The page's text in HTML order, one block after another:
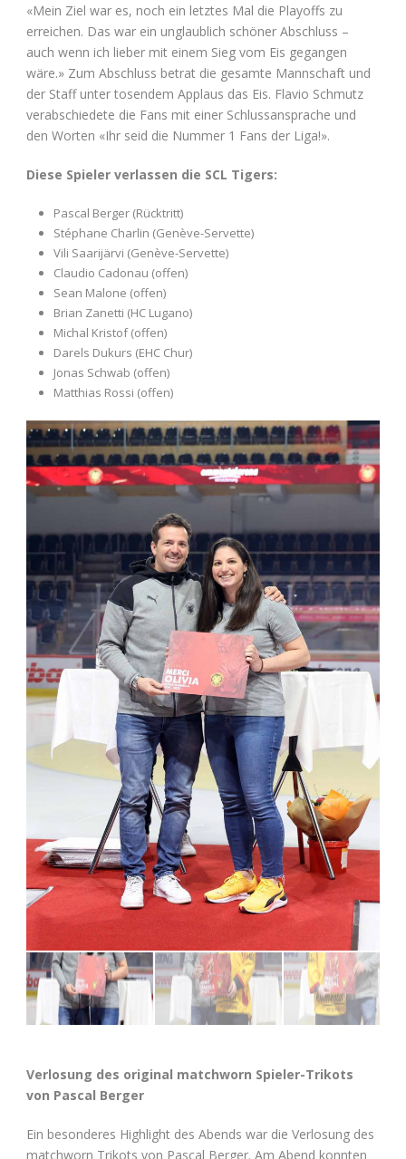
«Mein Ziel war es, noch ein letztes Mal die Playoffs zu
erreichen. Das war ein unglaublich schöner Abschluss –
auch wenn ich lieber mit einem Sieg vom Eis gegangen
wäre.» Zum Abschluss betrat die gesamte Mannschaft und
der Staff unter tosendem Applaus das Eis. Flavio Schmutz
verabschiedete die Fans mit einer Schlussansprache und
den Worten «Ihr seid die Nummer 1 Fans der Liga!».
Diese Spieler verlassen die SCL Tigers:
Pascal Berger (Rücktritt)
Stéphane Charlin (Genève-Servette)
Vili Saarijärvi (Genève-Servette)
Claudio Cadonau (offen)
Sean Malone (offen)
Brian Zanetti (HC Lugano)
Michal Kristof (offen)
Darels Dukurs (EHC Chur)
Jonas Schwab (offen)
Matthias Rossi (offen)
Verlosung des original matchworn Spieler-Trikots
von Pascal Berger
Ein besonderes Highlight des Abends war die Verlosung des
matchworn Trikots von Pascal Berger. Am Abend konnten